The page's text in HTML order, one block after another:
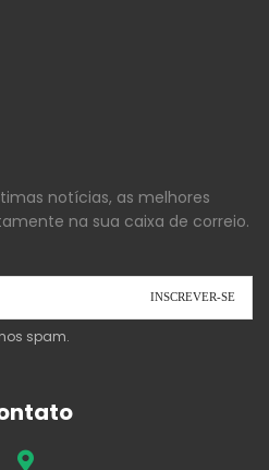
notícias, as melhores
na sua caixa de correio.
spam.